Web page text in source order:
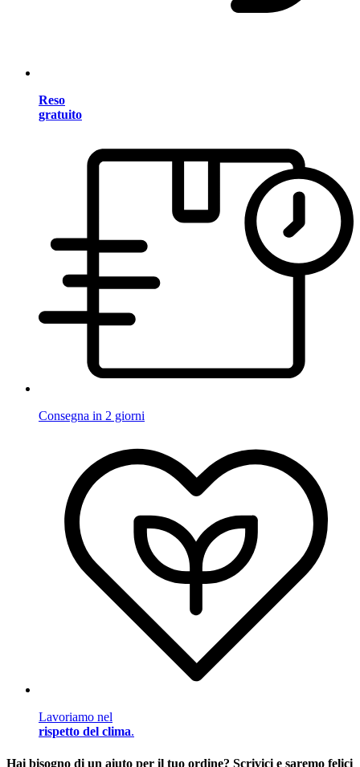
Reso
gratuito
Consegna in 2 giorni
Lavoriamo nel
rispetto del clima.
Hai bisogno di un aiuto per il tuo ordine? Scrivici e saremo felici